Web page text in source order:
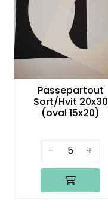
Passepartout
Sort/Hvit 20x30
(oval 15x20)
- +